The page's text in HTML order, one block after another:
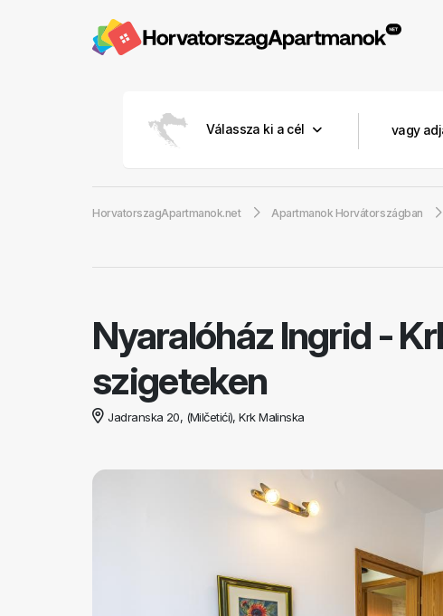
Válassza ki a cél
HorvatorszagApartmanok.net Apartmanok Horvátországban
Nyaralóház Ingrid-
szigeteken
Jadranska 20, (Milčetići), Krk Malinska